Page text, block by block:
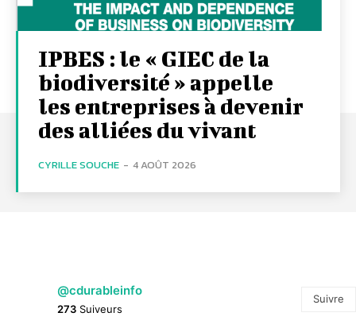
IPBES : le « GIEC de la
biodiversité » appelle
les entreprises à devenir
des alliées du vivant
CYRILLE SOUCHE - 4 AOÛT 2026
@cdurableinfo
273 Suiveurs
Suivre